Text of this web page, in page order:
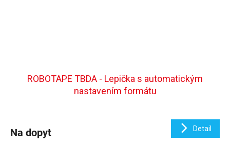
ROBOTAPE TBDA - Lepička s automatickým
nastavením formátu
Na dopyt Detail